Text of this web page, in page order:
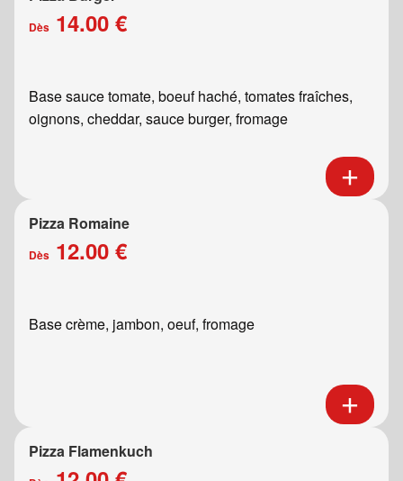
Dès 14.00 €
Base sauce tomate, boeuf haché, tomates fraîches,
oignons, cheddar, sauce burger, fromage
Pizza Romaine
Dès 12.00 €
Base crème, jambon, oeuf, fromage
Pizza Flamenkuch